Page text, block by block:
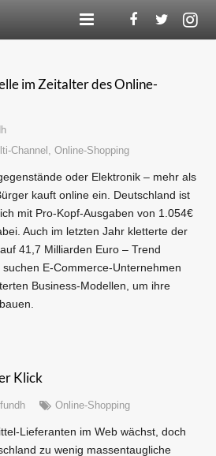
im Zeitalter des Online-
Channel , Online-Shopping
oder Elektronik – mehr als
kauft online ein. Deutschland ist
mit Pro-Kopf-Ausgaben von 1.054€
Auch im letzten Jahr kletterte der
41,7 Milliarden Euro – Trend
E-Commerce-Unternehmen
Business-Modellen, um ihre
Klick
fundh Online-Shopping
Lieferanten im Web wächst, doch
zu wenig massentaugliche